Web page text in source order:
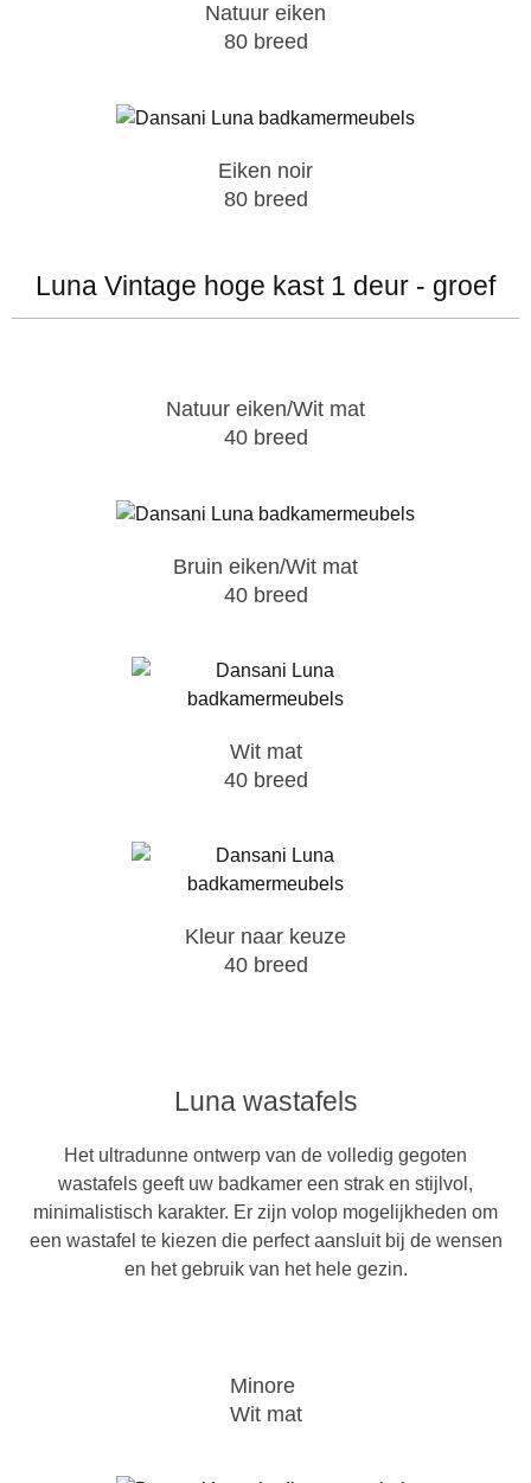
Natuur eiken
80 breed
Eiken noir
80 breed
Luna Vintage hoge kast 1 deur - groef
Natuur eiken/Wit mat
40 breed
Bruin eiken/Wit mat
40 breed
Wit mat
40 breed
Kleur naar keuze
40 breed
Luna wastafels
Het ultradunne ontwerp van de volledig gegoten
wastafels geeft uw badkamer een strak en stijlvol,
minimalistisch karakter. Er zijn volop mogelijkheden om
een wastafel te kiezen die perfect aansluit bij de wensen
en het gebruik van het hele gezin.
Minore
Wit mat